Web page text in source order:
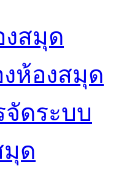
งสมุด
ห้องสมุด
ดระบบ
มุด